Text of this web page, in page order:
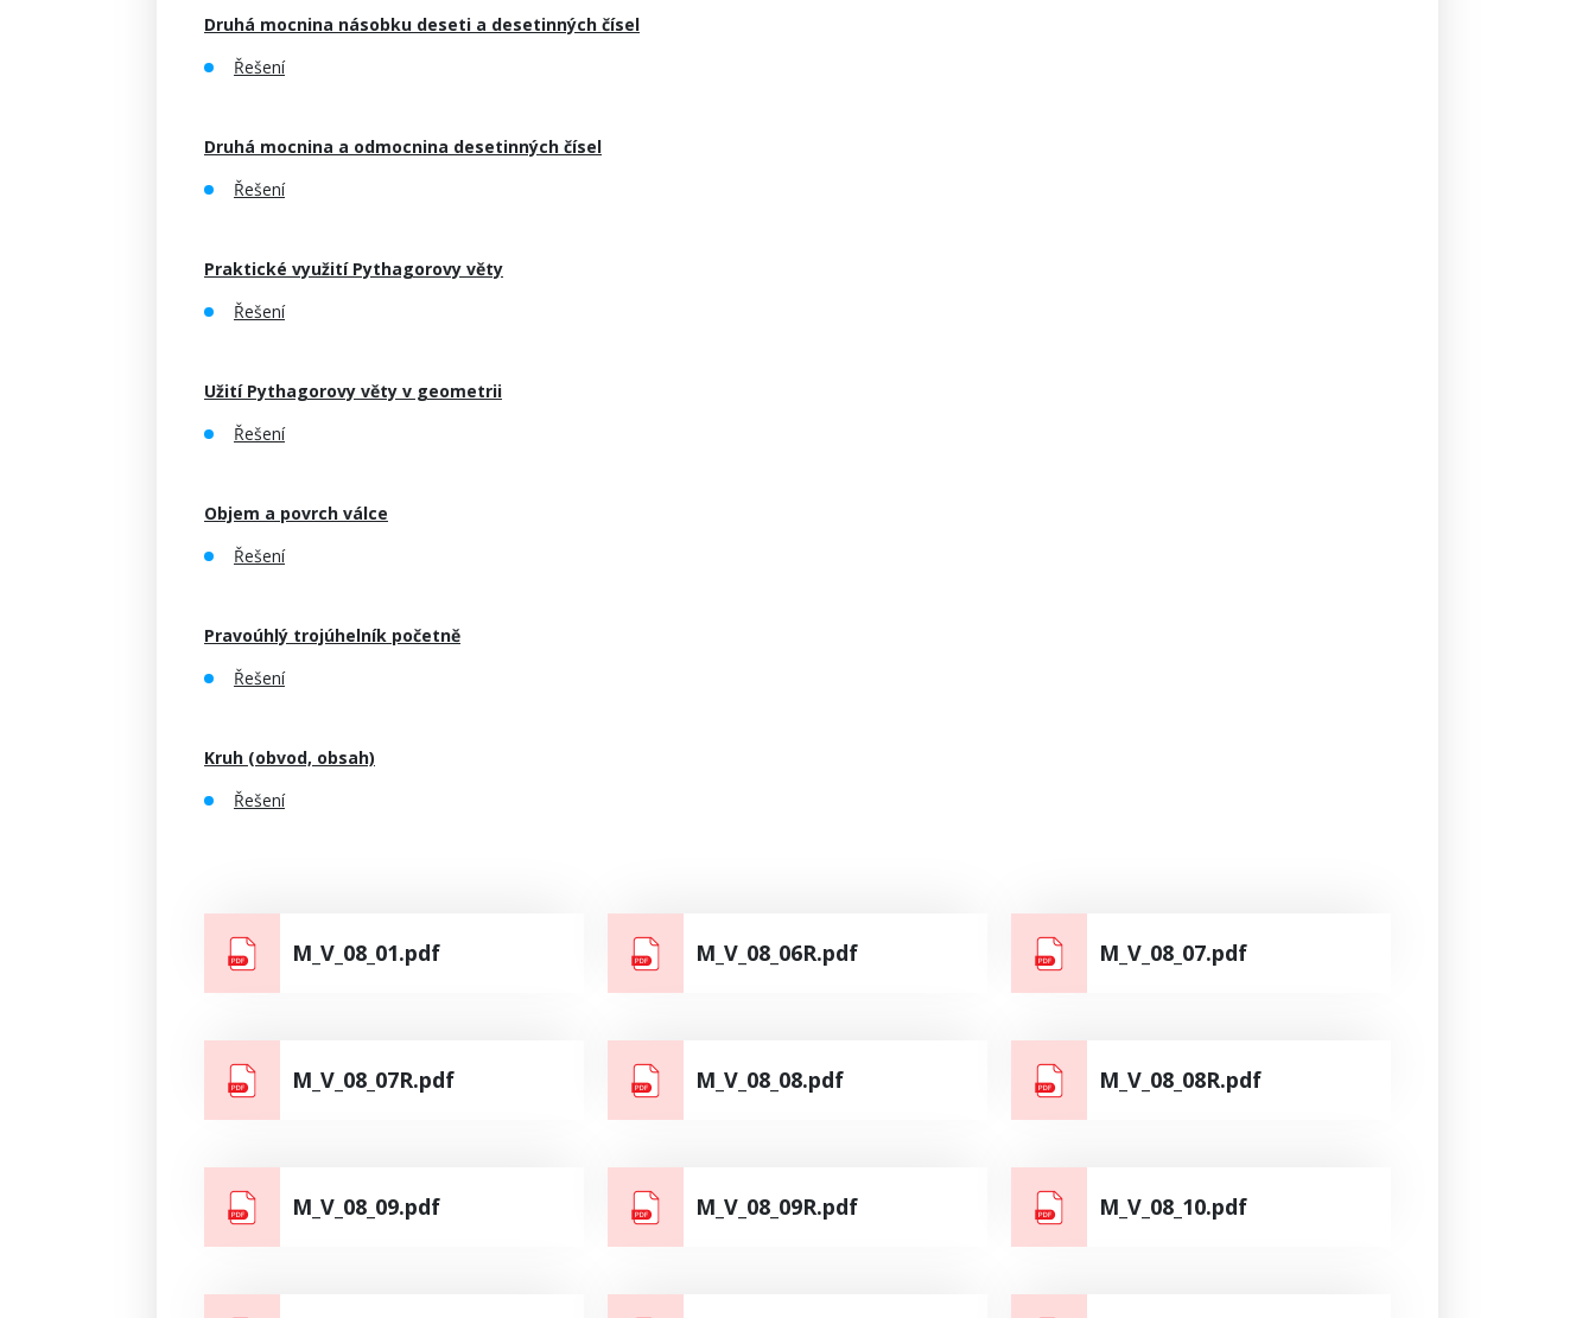
Druhá mocnina násobku deseti a desetinných čísel
Řešení
Druhá mocnina a odmocnina desetinných čísel
Řešení
Praktické využití Pythagorovy věty
Řešení
Užití Pythagorovy věty v geometrii
Řešení
Objem a povrch válce
Řešení
Pravoúhlý trojúhelník početně
Řešení
Kruh (obvod, obsah)
Řešení
M_V_08_01.pdf M_V_08_06R.pdf M_V_08_07.pdf
M_V_08_07R.pdf M_V_08_08.pdf M_V_08_08R.pdf
M_V_08_09.pdf M_V_08_09R.pdf M_V_08_10.pdf